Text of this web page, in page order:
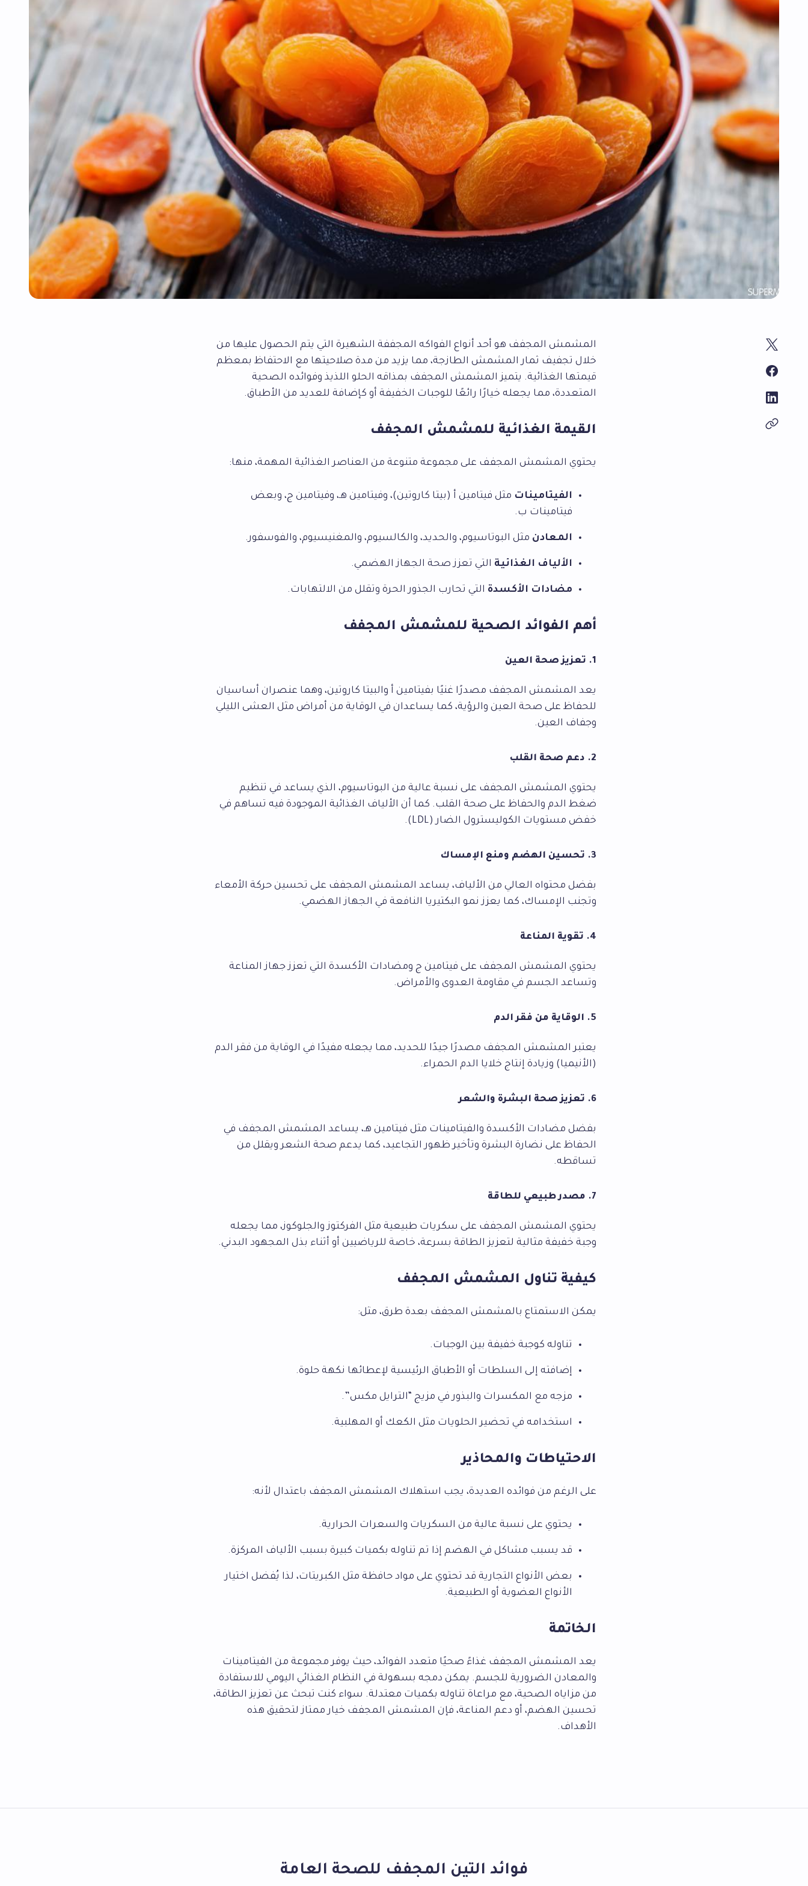
المشمش المجفف هو أحد أنواع الفواكه المجففة الشهيرة التي يتم الحصول عليها من
خلال تجفيف ثمار المشمش الطازجة، مما يزيد من مدة صلاحيتها مع الاحتفاظ بمعظم
قيمتها الغذائية. يتميز المشمش المجفف بمذاقه الحلو اللذيذ وفوائده الصحية
المتعددة، مما يجعله خيارًا رائعًا للوجبات الخفيفة أو كإضافة للعديد من الأطباق.
القيمة الغذائية للمشمش المجفف
يحتوي المشمش المجفف على مجموعة متنوعة من العناصر الغذائية المهمة، منها:
الفيتامينات مثل فيتامين أ (بيتا كاروتين)، وفيتامين هـ، وفيتامين ج، وبعض
فيتامينات ب.
المعادن مثل البوتاسيوم، والحديد، والكالسيوم، والمغنيسيوم، والفوسفور.
الألياف الغذائية التي تعزز صحة الجهاز الهضمي.
مضادات الأكسدة التي تحارب الجذور الحرة وتقلل من الالتهابات.
أهم الفوائد الصحية للمشمش المجفف
1. تعزيز صحة العين
يعد المشمش المجفف مصدرًا غنيًا بفيتامين أ والبيتا كاروتين، وهما عنصران أساسيان
للحفاظ على صحة العين والرؤية، كما يساعدان في الوقاية من أمراض مثل العشى الليلي
وجفاف العين.
2. دعم صحة القلب
يحتوي المشمش المجفف على نسبة عالية من البوتاسيوم، الذي يساعد في تنظيم
ضغط الدم والحفاظ على صحة القلب. كما أن الألياف الغذائية الموجودة فيه تساهم في
خفض مستويات الكوليسترول الضار (LDL).
3. تحسين الهضم ومنع الإمساك
بفضل محتواه العالي من الألياف، يساعد المشمش المجفف على تحسين حركة الأمعاء
وتجنب الإمساك، كما يعزز نمو البكتيريا النافعة في الجهاز الهضمي.
4. تقوية المناعة
يحتوي المشمش المجفف على فيتامين ج ومضادات الأكسدة التي تعزز جهاز المناعة
وتساعد الجسم في مقاومة العدوى والأمراض.
5. الوقاية من فقر الدم
يعتبر المشمش المجفف مصدرًا جيدًا للحديد، مما يجعله مفيدًا في الوقاية من فقر الدم
(الأنيميا) وزيادة إنتاج خلايا الدم الحمراء.
6. تعزيز صحة البشرة والشعر
بفضل مضادات الأكسدة والفيتامينات مثل فيتامين هـ، يساعد المشمش المجفف في
الحفاظ على نضارة البشرة وتأخير ظهور التجاعيد، كما يدعم صحة الشعر ويقلل من
تساقطه.
7. مصدر طبيعي للطاقة
يحتوي المشمش المجفف على سكريات طبيعية مثل الفركتوز والجلوكوز، مما يجعله
وجبة خفيفة مثالية لتعزيز الطاقة بسرعة، خاصة للرياضيين أو أثناء بذل المجهود البدني.
كيفية تناول المشمش المجفف
يمكن الاستمتاع بالمشمش المجفف بعدة طرق، مثل:
تناوله كوجبة خفيفة بين الوجبات.
إضافته إلى السلطات أو الأطباق الرئيسية لإعطائها نكهة حلوة.
مزجه مع المكسرات والبذور في مزيج “الترايل مكس”.
استخدامه في تحضير الحلويات مثل الكعك أو المهلبية.
الاحتياطات والمحاذير
على الرغم من فوائده العديدة، يجب استهلاك المشمش المجفف باعتدال لأنه:
يحتوي على نسبة عالية من السكريات والسعرات الحرارية.
قد يسبب مشاكل في الهضم إذا تم تناوله بكميات كبيرة بسبب الألياف المركزة.
بعض الأنواع التجارية قد تحتوي على مواد حافظة مثل الكبريتات، لذا يُفضل اختيار
الأنواع العضوية أو الطبيعية.
الخاتمة
يعد المشمش المجفف غذاءً صحيًا متعدد الفوائد، حيث يوفر مجموعة من الفيتامينات
والمعادن الضرورية للجسم. يمكن دمجه بسهولة في النظام الغذائي اليومي للاستفادة
من مزاياه الصحية، مع مراعاة تناوله بكميات معتدلة. سواء كنت تبحث عن تعزيز الطاقة،
تحسين الهضم، أو دعم المناعة، فإن المشمش المجفف خيار ممتاز لتحقيق هذه
الأهداف.
فوائد التين المجفف للصحة العامة